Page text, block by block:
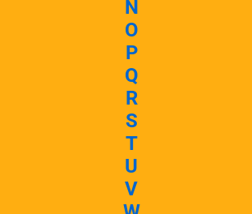
N
O
P
Q
R
S
T
U
V